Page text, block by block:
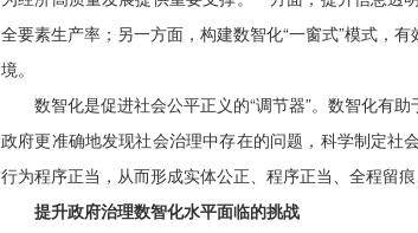
全要素生产率；另一方面，构建数智化“一窗式”模式，
境。
数智化是促进社会公平正义的“调节器”。数智化有
政府更准确地发现社会治理中存在的问题，科学制定社
行为程序正当，从而形成实体公正、程序正当、全程留
提升政府治理数智化水平面临的挑战